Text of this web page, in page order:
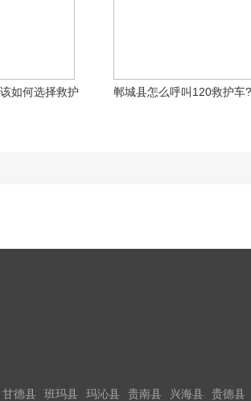
如何选择救护
郸城县怎么呼叫120救护车?
甘德县 班玛县 玛沁县 贵南县 兴海县 贵德县